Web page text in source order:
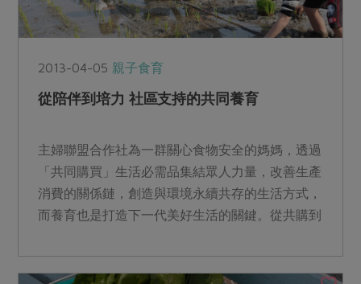
2013-04-05 親子食育
從陪伴到培力 社區支持的共同養育
主婦聯盟合作社為一群關心食物安全的媽媽，透過
「共同購買」生活必需品集結眾人力量，改善生產
消費的關係鏈，創造與環境永續共存的生活方式，
而養育也是打造下一代美好生活的關鍵。從共購到